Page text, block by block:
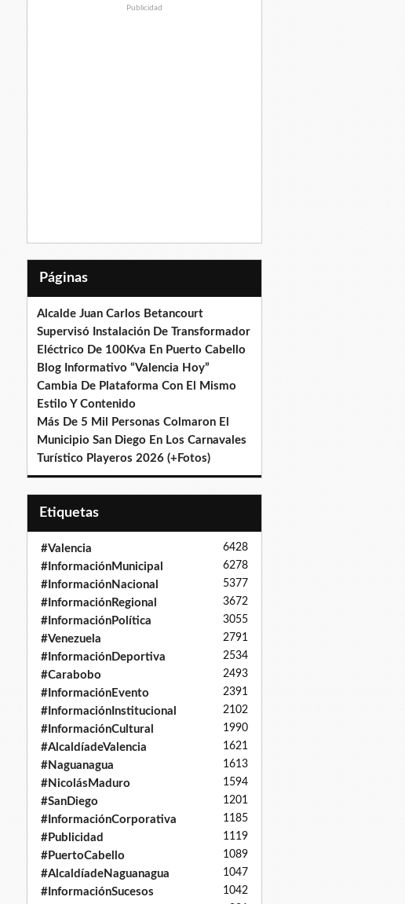
Publicidad
Páginas
Alcalde Juan Carlos Betancourt
Supervisó Instalación De Transformador
Eléctrico De 100Kva En Puerto Cabello
Blog Informativo “Valencia Hoy”
Cambia De Plataforma Con El Mismo
Estilo Y Contenido
Más De 5 Mil Personas Colmaron El
Municipio San Diego En Los Carnavales
Turístico Playeros 2026 (+Fotos)
Etiquetas
#Valencia 6428
#InformaciónMunicipal 6278
#InformaciónNacional 5377
#InformaciónRegional 3672
#InformaciónPolítica 3055
#Venezuela 2791
#InformaciónDeportiva 2534
#Carabobo 2493
#InformaciónEvento 2391
#InformaciónInstitucional 2102
#InformaciónCultural 1990
#AlcaldíadeValencia 1621
#Naguanagua 1613
#NicolásMaduro 1594
#SanDiego 1201
#InformaciónCorporativa 1185
#Publicidad 1119
#PuertoCabello 1089
#AlcaldíadeNaguanagua 1047
#InformaciónSucesos 1042